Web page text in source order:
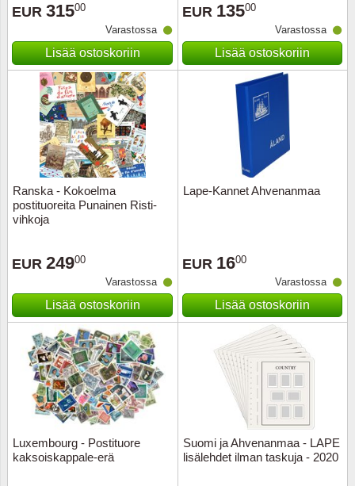
EUR 31500
Varastossa
Lisää ostoskoriin
EUR 13500
Varastossa
Lisää ostoskoriin
Ranska - Kokoelma
postituoreita Punainen Risti-
vihkoja
EUR 24900
Varastossa
Lisää ostoskoriin
Lape-Kannet Ahvenanmaa
EUR 1600
Varastossa
Lisää ostoskoriin
Luxembourg - Postituore
kaksoiskappale-erä
Suomi ja Ahvenanmaa - LAPE
lisälehdet ilman taskuja - 2020